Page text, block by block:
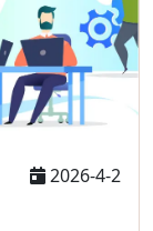
2026-4-2